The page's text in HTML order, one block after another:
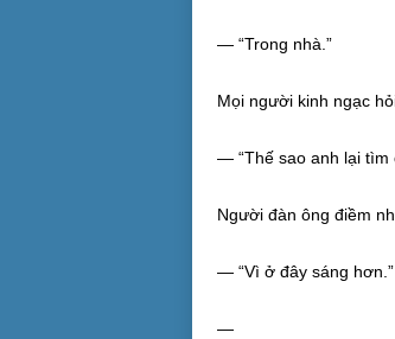
— “Trong nhà.”
Mọi người kinh ngạc
— “Thế sao anh lại tìm
Người đàn ông điềm
— “Vì ở đây sáng hơn.”
—